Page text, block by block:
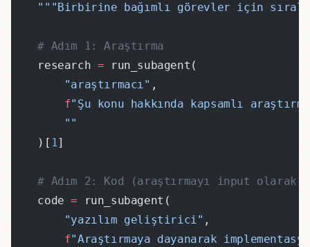
"""Birbirine bağımlı görevler için
    # Adım 1: Araştırma
    research
= run_subagent(
        "araştırmacı"
,
        f
"Şu konu hakkında kapsamlı
        ""
    )[
1]
# Adım 2: Kod (araştırmayı input olarak
    code
= run_subagent(
        "yazılım geliştirici"
,
        f
"Araştırmaya dayanarak